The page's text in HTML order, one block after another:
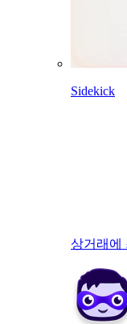
Sidekick
상거래에